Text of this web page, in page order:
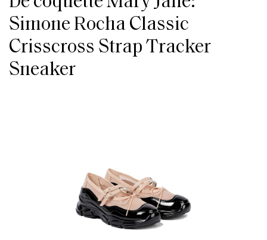
Simone Rocha Classic
Crisscross Strap Tracker
Sneaker